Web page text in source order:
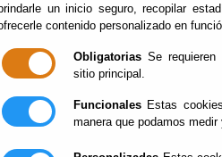
brindarle un inicio seguro, recopilar
contenido personalizado en
Obligatorias Se
sitio principal.
Funcionales Estas
manera que podamos